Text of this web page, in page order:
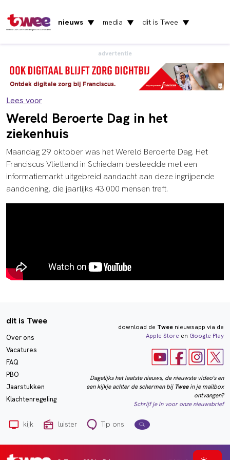
Het nieuws uit Vlaardingen en Schiedam
nieuws ▼ media ▼ dit is Twee ▼
advertentie
Lees voor
Wereld Beroerte Dag in het
ziekenhuis
Maandag 29 oktober was het Wereld Beroerte Dag. Het
Franciscus Vlietland in Schiedam besteedde met een
informatiemarkt uitgebreid aandacht aan deze ingrijpende
aandoening, die jaarlijks 43.000 mensen treft.
dit is Twee
Over ons
Vacatures
FAQ
PBO
Jaarstukken
Klachtenregeling
download de Tweenieuwsapp via de
Apple Store en Google Play
Dagelijks het laatste nieuws, de nieuwste video's en
een kijkje achter de schermen bij Tweein je mailbox
ontvangen?
Schrijf je in voor onze nieuwsbrief
kijk luister Tip ons